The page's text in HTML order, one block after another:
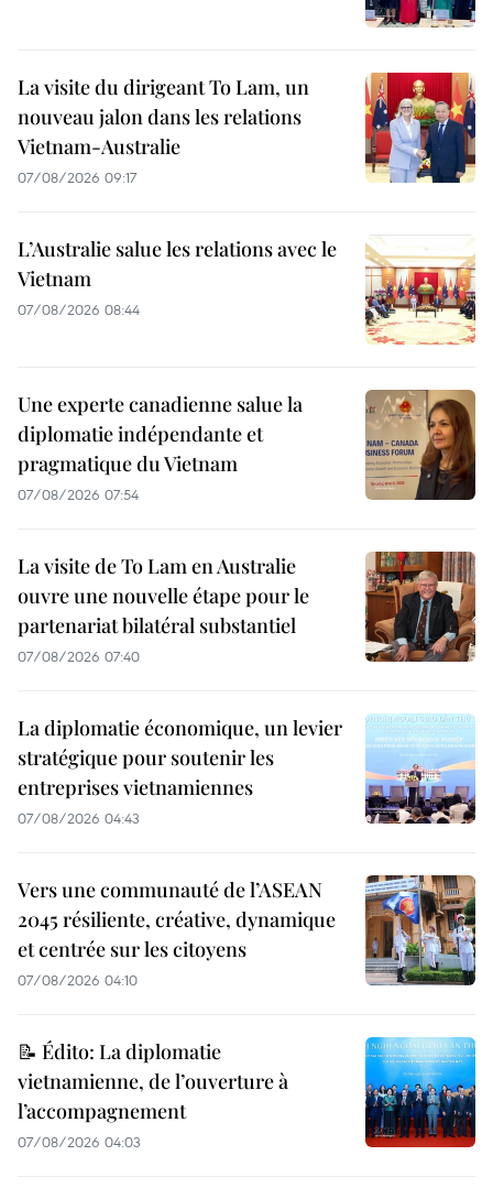
La visite du dirigeant To Lam, un
nouveau jalon dans les relations
Vietnam-Australie
07/08/2026 09:17
L’Australie salue les relations avec le
Vietnam
07/08/2026 08:44
Une experte canadienne salue la
diplomatie indépendante et
pragmatique du Vietnam
07/08/2026 07:54
La visite de To Lam en Australie
ouvre une nouvelle étape pour le
partenariat bilatéral substantiel
07/08/2026 07:40
La diplomatie économique, un levier
stratégique pour soutenir les
entreprises vietnamiennes
07/08/2026 04:43
Vers une communauté de l’ASEAN
2045 résiliente, créative, dynamique
et centrée sur les citoyens
07/08/2026 04:10
📝 Édito: La diplomatie
vietnamienne, de l’ouverture à
l’accompagnement
07/08/2026 04:03